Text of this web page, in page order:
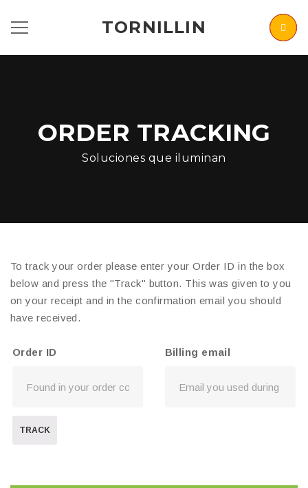
TORNILLIN
ORDER TRACKING
Soluciones que iluminan
To track your order please enter your Order ID in the box
below and press the "Track" button. This was given to you
on your receipt and in the confirmation email you should
have received.
Order ID Billing email
TRACK